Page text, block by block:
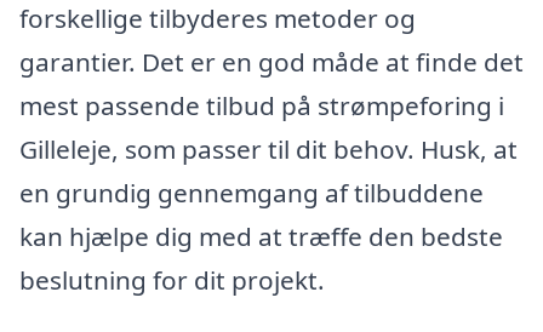
forskellige tilbyderes metoder og
garantier. Det er en god måde at finde det
mest passende tilbud på strømpeforing i
Gilleleje, som passer til dit behov. Husk, at
en grundig gennemgang af tilbuddene
kan hjælpe dig med at træffe den bedste
beslutning for dit projekt.